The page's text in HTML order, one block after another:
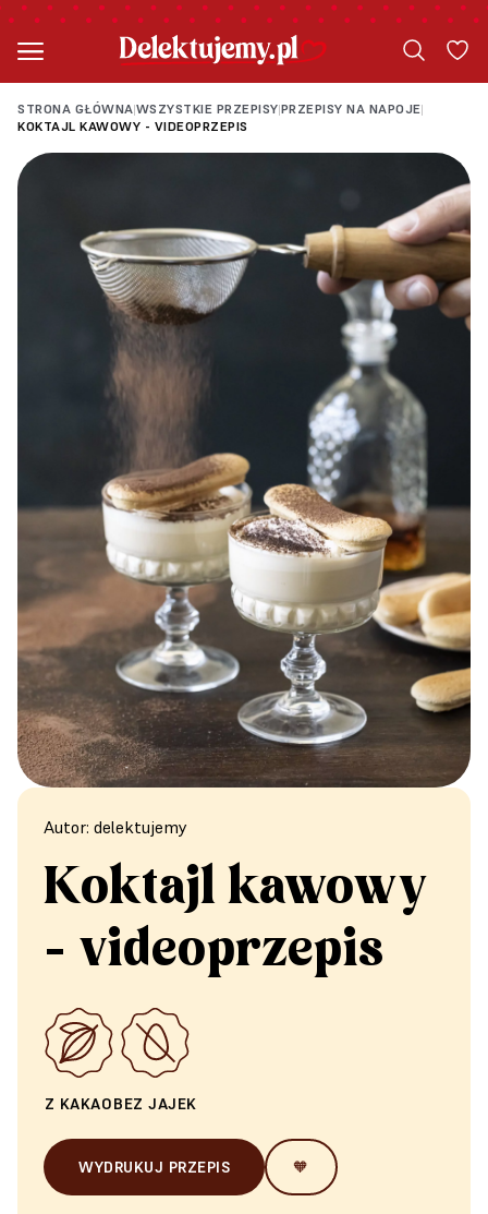
STRONA GŁÓWNA|WSZYSTKIE PRZEPISY|PRZEPISY NA NAPOJE|
KOKTAJL KAWOWY - VIDEOPRZEPIS
Autor: delektujemy
Koktajl kawowy
- videoprzepis
Z KAKAOBEZ JAJEK
WYDRUKUJ PRZEPIS 🧡